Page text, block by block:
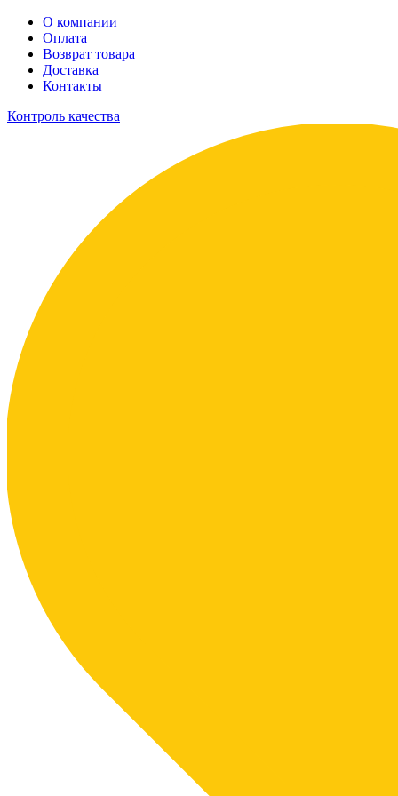
О компании
Оплата
Возврат товара
Доставка
Контакты
Контроль качества